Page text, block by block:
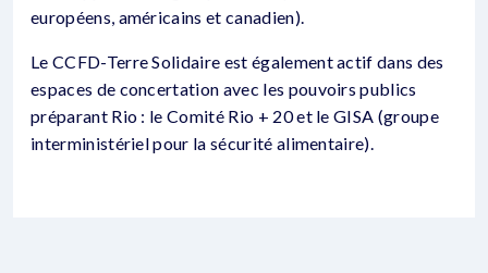
européens, américains et canadien).
Le CCFD-Terre Solidaire est également actif dans des
espaces de concertation avec les pouvoirs publics
préparant Rio : le Comité Rio + 20 et le GISA (groupe
interministériel pour la sécurité alimentaire).